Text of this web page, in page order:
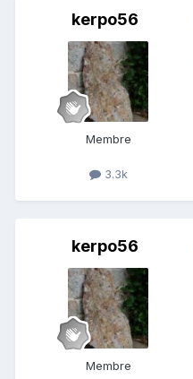
kerpo56
Membre
3.3k
kerpo56
Membre